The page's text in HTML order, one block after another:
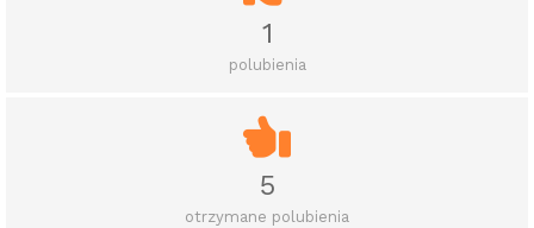
1
polubienia
5
otrzymane polubienia